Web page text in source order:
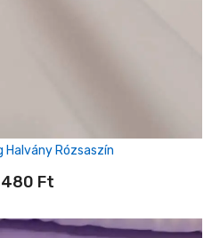
Halvány Rózsaszín
Ft